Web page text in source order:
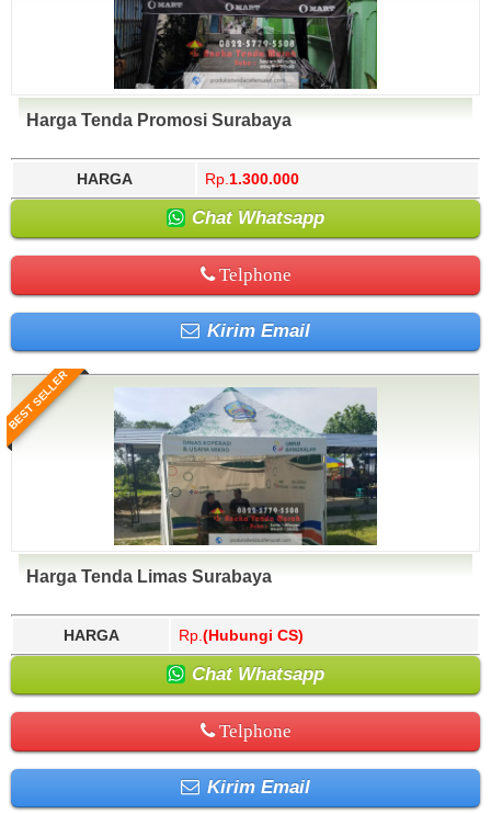
Harga Tenda Promosi Surabaya
HARGA Rp. 1.300.000
Chat Whatsapp
Telphone
Kirim Email
BEST SELLER
Harga Tenda Limas Surabaya
HARGA Rp. (Hubungi CS)
Chat Whatsapp
Telphone
Kirim Email